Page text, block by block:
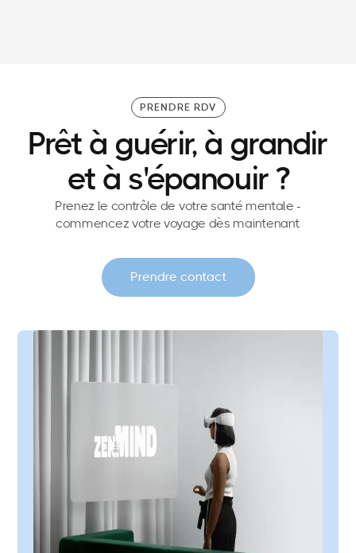
PRENDRE RDV
Prêt à guérir, à grandir
et à s'épanouir ?
Prenez le contrôle de votre santé mentale -
commencez votre voyage dès maintenant.
Prendre contact